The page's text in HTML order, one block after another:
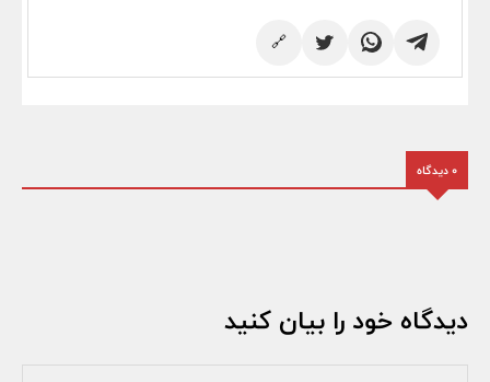
🔗
0 دیدگاه
دیدگاه خود را بیان کنید